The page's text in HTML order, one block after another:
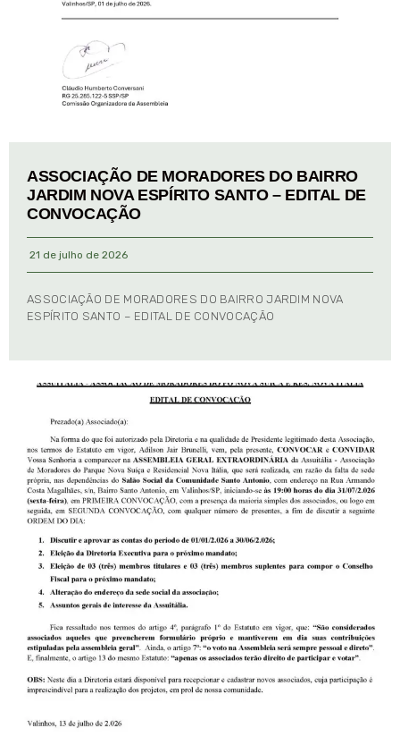
ASSOCIAÇÃO DE MORADORES DO BAIRRO
JARDIM NOVA ESPÍRITO SANTO – EDITAL DE
CONVOCAÇÃO
21 de julho de 2026
ASSOCIAÇÃO DE MORADORES DO BAIRRO JARDIM NOVA
ESPÍRITO SANTO – EDITAL DE CONVOCAÇÃO